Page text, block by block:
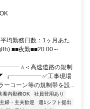
均勤務日数：1ヶ月あた
■■夜勤■■20:00～
＜高速道路の規制
┏━━━━━ ✅工事現場
ーコーン等の規制帯を設...
養内勤務OK
社員登用あり
主婦・主夫歓迎
週1シフト提出